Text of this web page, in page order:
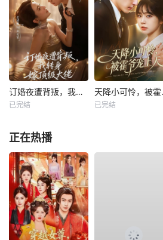
订婚夜遭背叛，我转身嫁顶级大佬
已完结
天
已完结
正在热播